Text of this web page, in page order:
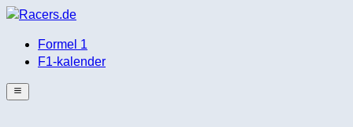
Formel 1
F1-kalender